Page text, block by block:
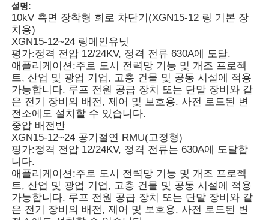
설명:
10kV 측면 장착형 회로 차단기(XGN15-12 링 기본 장
치용)
XGN15-12~24 링메인유닛
평가:정격 전압 12/24KV, 정격 전류 630A에 도달.
애플리케이션:주로 도시 전력망 기능 및 개조 프로젝
트, 산업 및 광업 기업, 고층 건물 및 공동 시설에 적용
가능합니다. 루프 전원 공급 장치 또는 단말 장비와 같
은 전기 장비의 배전, 제어 및 보호용. 사전 로드된 변
전소에도 설치할 수 있습니다.
중압 배전반
XGN15-12~24 공기절연 RMU(고정형)
평가:정격 전압 12/24KV, 정격 전류는 630A에 도달합
니다.
애플리케이션:주로 도시 전력망 기능 및 개조 프로젝
트, 산업 및 광업 기업, 고층 건물 및 공동 시설에 적용
가능합니다. 루프 전원 공급 장치 또는 단말 장비와 같
은 전기 장비의 배전, 제어 및 보호용. 사전 로드된 변